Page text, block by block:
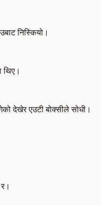
निस्कियो।
थिए।
देखेर एउटी बोक्सीले सोधी।